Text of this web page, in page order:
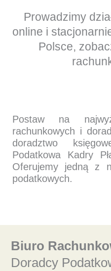
POMOŻEMY CI
Prowadzimy
online i
Polsce,
Postaw na
rachunkowych i
doradztwo
Podatkowa Kadry
Oferujemy jedną z
podatkowych.
Biuro
Doradcy